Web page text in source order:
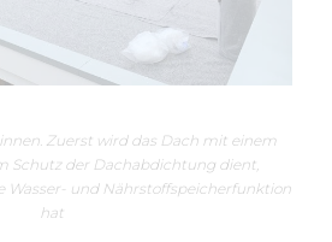
Zuerst wird das Dach mit einem
Schutz der Dachabdichtung dient,
Wasser- und Nährstoffspeicherfunktion
hat